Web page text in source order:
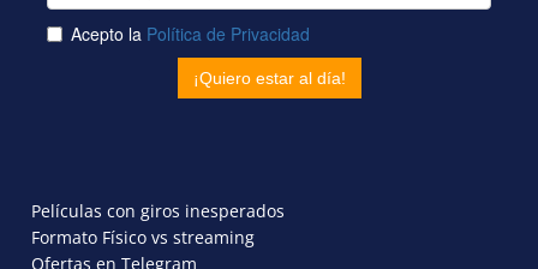
Películas con giros inesperados
Formato Físico vs streaming
Ofertas en Telegram